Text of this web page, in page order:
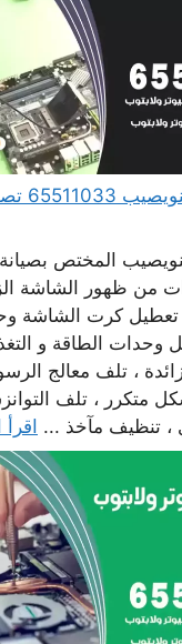
مهندس
المختص
من ظهور الشاشة
تعطيل كرت الشاشة
وحدات الطاقة و
، تلف معالج
متكرر ، تلف
، تنظيف مآخذ ...